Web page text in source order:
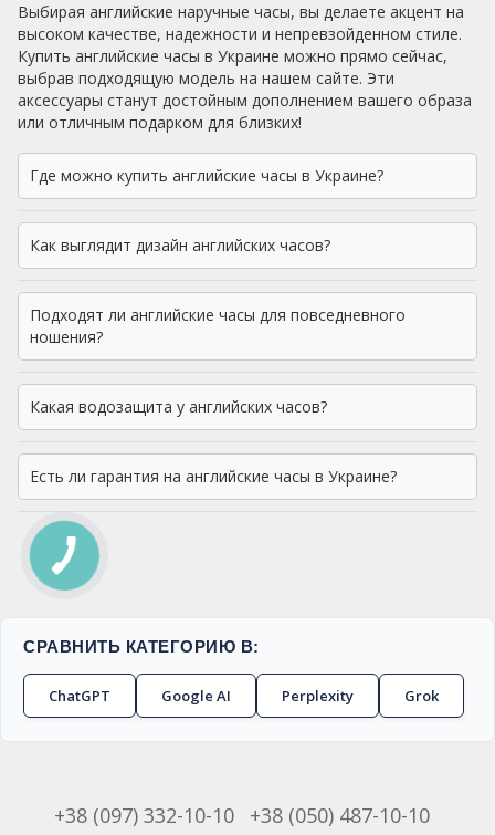
Выбирая английские наручные часы, вы делаете акцент на
высоком качестве, надежности и непревзойденном стиле.
Купить английские часы в Украине можно прямо сейчас,
выбрав подходящую модель на нашем сайте. Эти
аксессуары станут достойным дополнением вашего образа
или отличным подарком для близких!
Где можно купить английские часы в Украине?
Как выглядит дизайн английских часов?
Подходят ли английские часы для повседневного
ношения?
Какая водозащита у английских часов?
Есть ли гарантия на английские часы в Украине?
СРАВНИТЬ КАТЕГОРИЮ В:
ChatGPT Google AI Perplexity Grok
+38 (097) 332-10-10 +38 (050) 487-10-10